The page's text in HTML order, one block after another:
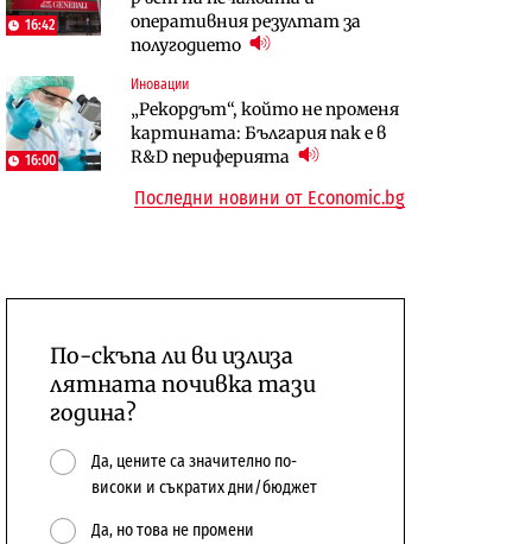
16:42
оперативния резултат за
полугодието
16:00
Иновации
„Рекордът“, който не променя
картината: България пак е в
R&D периферията
център в Доброславци
Трафикът толкова е намалял,
че големи медии обмислят да се
откажат напълно от Google
център в Доброславци
10:12
Държавният ТЕЦ „Марица
изток 2“ работи с 5 блока
Последни новини от Economic.bg
По-скъпа ли ви излиза
лятната почивка тази
година?
Да, цените са значително по-
високи и съкратих дни/бюджет
Да, но това не промени